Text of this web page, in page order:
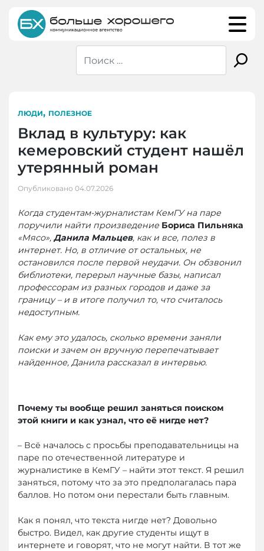
content
ЛЮДИ, ПОЛЕЗНОЕ
Вклад в культуру: как
кемеровский студент нашёл
утерянный роман
Опубликовано 04.07.2026
Когда студентам-журналистам КемГУ на паре
поручили найти произведение Бориса Пильняка
«Мясо», Данила Мальцев, как и все, полез в
интернет. Но, в отличие от остальных, не
остановился после первой неудачи. Он обзвонил
библиотеки, перерыл научные базы, написал
профессорам из разных городов и даже за
границу – и в итоге получил то, что считалось
недоступным.
Как ему это удалось, сколько времени заняли
поиски и зачем он вручную перепечатывает
найденное, Данила рассказал в интервью.
Почему ты вообще решил заняться поиском
этой книги и как узнал, что её нигде нет?
– Всё началось с просьбы преподавательницы на
паре по отечественной литературе и
журналистике в КемГУ – найти этот текст. Я решил
заняться, потому что за это предполагалась пара
баллов. Но потом они перестали быть главным.
Как я понял, что текста нигде нет? Довольно
быстро. Видел, как другие студенты ищут в
интернете и говорят, что не могут найти. В тот же